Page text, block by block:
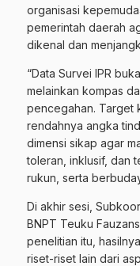
organisasi
pemerintah daerah
dikenal dan
“Data Survei IPR
melainkan kompas
pencegahan. Target
rendahnya angka
dimensi sikap agar
toleran, inklusif, dan
rukun, serta
Di akhir sesi,
BNPT Teuku
penelitian itu,
riset-riset lain dari